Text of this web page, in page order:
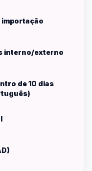
interno/externo
de 10 dias